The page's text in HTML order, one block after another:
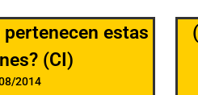
estas
(CI)
2014